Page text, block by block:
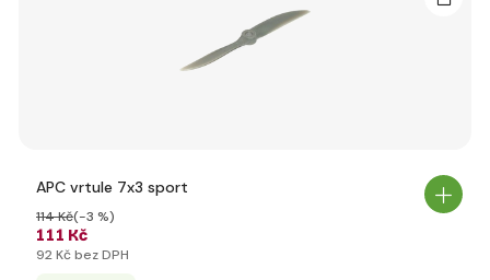
APC vrtule 7x3 sport
111 Kč
114 Kč(-3 %)
92 Kč bez DPH